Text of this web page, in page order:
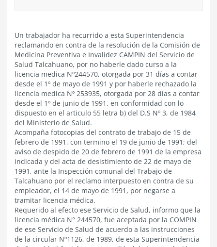
Un trabajador ha recurrido a esta Superintendencia
reclamando en contra de la resolución de la Comisión de
Medicina Preventiva e Invalidez CAMPIN del Servicio de
Salud Talcahuano, por no haberle dado curso a la
licencia medica Nº244570, otorgada por 31 días a contar
desde el 1º de mayo de 1991 y por haberle rechazado la
licencia medica Nº 253935, otorgada por 28 días a contar
desde el 1º de junio de 1991, en conformidad con lo
dispuesto en el articulo 55 letra b) del D.S Nº 3, de 1984
del Ministerio de Salud.
Acompaña fotocopias del contrato de trabajo de 15 de
febrero de 1991, con termino el 19 de junio de 1991; del
aviso de despido de 20 de febrero de 1991 de la empresa
indicada y del acta de desistimiento de 22 de mayo de
1991, ante la Inspección comunal del Trabajo de
Talcahuano por el reclamo interpuesto en contra de su
empleador, el 14 de mayo de 1991, por negarse a
tramitar licencia médica.
Requerido al efecto ese Servicio de Salud, informo que la
licencia médica N° 244570, fue aceptada por la COMPIN
de ese Servicio de Salud de acuerdo a las instrucciones
de la circular Nº1126, de 1989, de esta Superintendencia